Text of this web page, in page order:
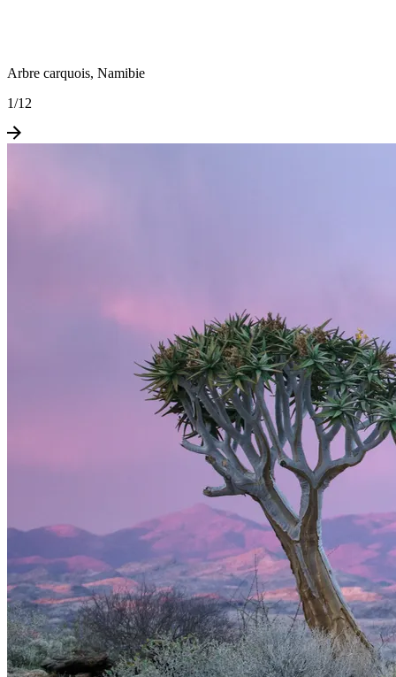
Arbre carquois, Namibie
1/12